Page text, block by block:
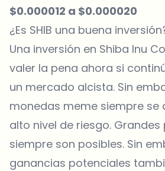
$0.000012 a $0.000020
¿Es SHIB una buena
Una inversión en Shiba Inu
valer la pena ahora si
un mercado alcista. Sin
monedas meme siempre se
alto nivel de riesgo. Grandes
siempre son posibles. Sin
ganancias potenciales